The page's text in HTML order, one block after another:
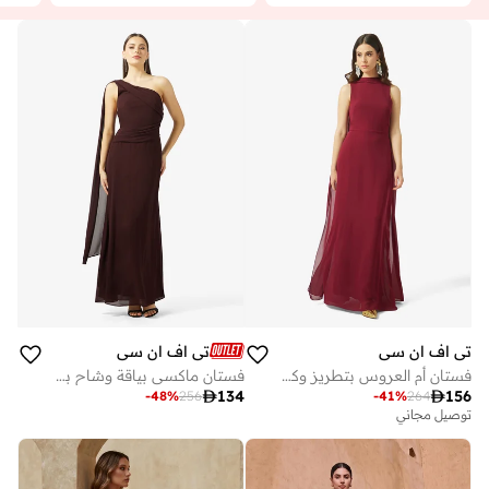
تي اف ان سي
فستان أم العروس بتطريز وكشكشة
156
264
-41%
توصيل مجاني
تي اف ان سي
فستان ماكسي بياقة وشاح بكتف واحد
134
256
-48%